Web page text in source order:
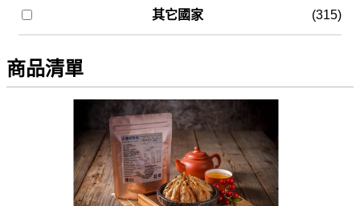
其它國家
(315)
商品清單